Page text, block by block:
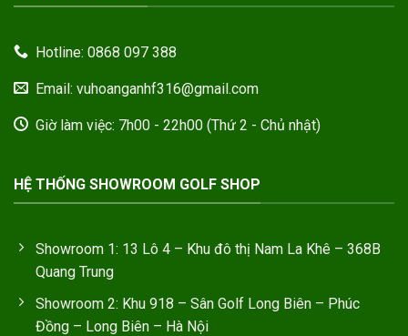
Hotline: 0868 097 388
Email: vuhoanganhf316@gmail.com
Giờ làm việc: 7h00 - 22h00 (Thứ 2 - Chủ nhật)
HỆ THỐNG SHOWROOM GOLF SHOP
Showroom 1: 13 Lô 4 – Khu đô thị Nam La Khê – 368B
Quang Trung
Showroom 2: Khu 918 – Sân Golf Long Biên – Phúc
Đồng – Long Biên – Hà Nội